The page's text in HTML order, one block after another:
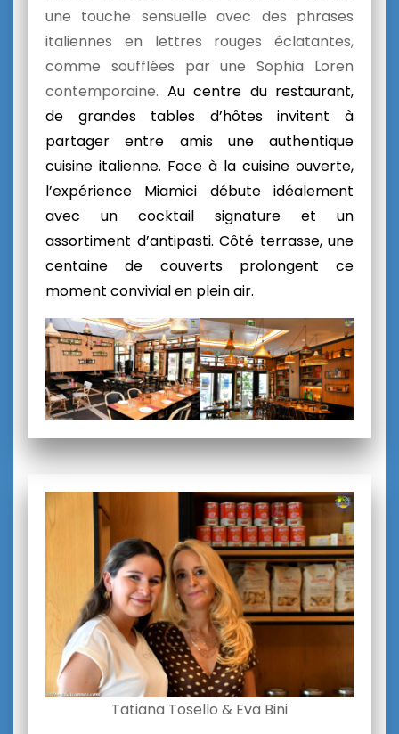
une touche sensuelle avec des phrases
italiennes en lettres rouges éclatantes,
comme soufflées par une Sophia Loren
contemporaine. Au centre du restaurant,
de grandes tables d’hôtes invitent à
partager entre amis une authentique
cuisine italienne. Face à la cuisine ouverte,
l’expérience Miamici débute idéalement
avec un cocktail signature et un
assortiment d’antipasti. Côté terrasse, une
centaine de couverts prolongent ce
moment convivial en plein air.
Tatiana Tosello & Eva Bini